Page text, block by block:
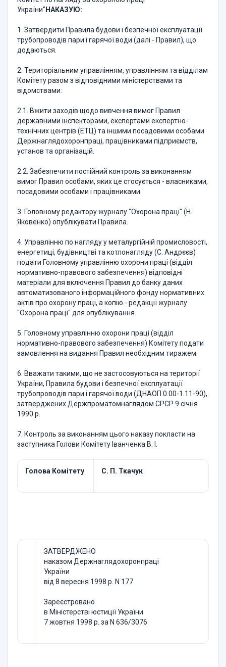
України" НАКАЗУЮ:
1. Затвердити Правила будови і безпечної експлуатації
трубопроводів пари і гарячої води (далі - Правил), що
додаються.
2. Територіальним управлінням, управлінням та відділам
Комітету разом з відповідними міністерствами та
відомствами:
2.1. Вжити заходів щодо вивчення вимог Правил
державними інспекторами, експертами експертно-
технічних центрів (ЕТЦ) та іншими посадовими особами
Держнаглядохоронпраці, працівниками підприємств,
установ та організацій.
2.2. Забезпечити постійний контроль за виконанням
вимог Правил особами, яких це стосується - власниками,
посадовими особами і працівниками.
3. Головному редактору журналу "Охорона праці" (Н.
Яковенко) опублікувати Правила.
4. Управлінню по нагляду у металургійній промисловості,
енергетиці, будівництві та котлонагляду (С. Андрєєв)
подати Головному управлінню охорони праці (відділ
нормативно-правового забезпечення) відповідні
матеріали для включення Правил до банку даних
автоматизованого інформаційного фонду нормативних
актів про охорону праці, а копію - редакції журналу
"Охорона праці" для опублікування.
5. Головному управлінню охорони праці (відділ
нормативно-правового забезпечення) Комітету подати
замовлення на видання Правил необхідним тиражем.
6. Вважати такими, що не застосовуються на території
України, Правила будови і безпечної експлуатації
трубопроводів пари і гарячої води (ДНАОП 0.00-1.11-90),
затверджених Держпроматомнаглядом СРСР 9 січня
1990 р.
7. Контроль за виконанням цього наказу покласти на
заступника Голови Комітету Іванченка В. І.
Голова Комітету С. П. Ткачук
ЗАТВЕРДЖЕНО
наказом Держнаглядохоронпраці
України
від 8 вересня 1998 р. N 177
Зареєстровано
в Міністерстві юстиції України
7 жовтня 1998 р. за N 636/3076